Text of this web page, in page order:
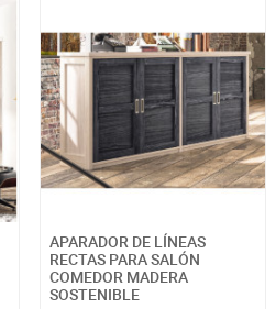
APARADOR DE LÍNEAS
RECTAS PARA SALÓN
COMEDOR MADERA
SOSTENIBLE